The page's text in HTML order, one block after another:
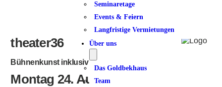
Seminaretage
Events & Feiern
Langfristige Vermietungen
Über uns
Das Goldbekhaus
Team
theater36
Bühnenkunst inklusiv
Montag 24. August 2026